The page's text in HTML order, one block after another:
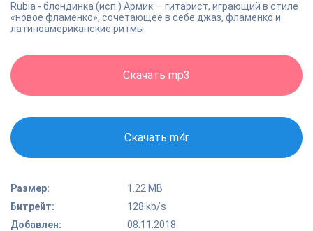
Rubia - блондинка (исп.) Армик — гитарист, играющий в стиле
«новое фламенко», сочетающее в себе джаз, фламенко и
латиноамериканские ритмы.
Скачать mp3
Скачать m4r
Размер:
1.22 MB
Битрейт:
128 kb/s
Добавлен:
08.11.2018